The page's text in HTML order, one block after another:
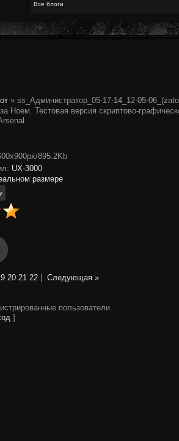
Все блоги
» ss_Администратор_05-17-14_12-05-
Ноем. Тестовая версия скриптово-
895.2Kb
: UX-3000
размере
20 21 22 Следующая »
пользователи.
]